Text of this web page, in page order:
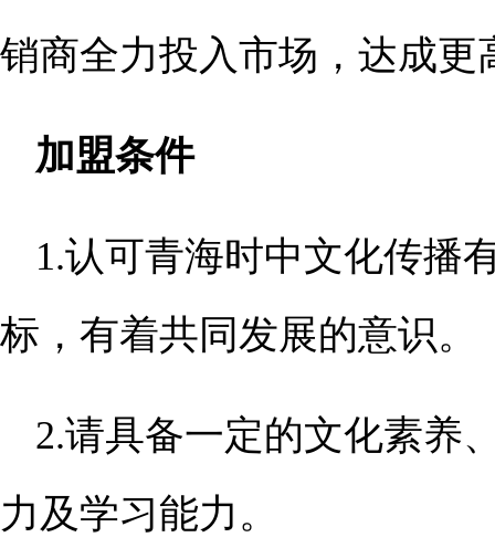
销商全力投入市场，达成更
加盟条件
1.认可青海时中文化传播
标，有着共同发展的意识。
2.请具备一定的文化素养
力及学习能力。